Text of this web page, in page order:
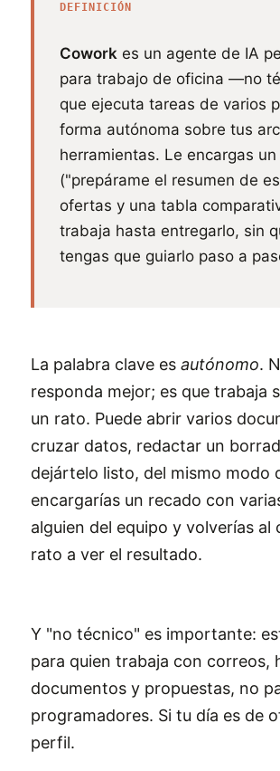
DEFINICIÓN
Cowork es un agente de IA
para trabajo de oficina —no
que ejecuta tareas de varios
forma autónoma sobre tus
herramientas. Le encargas
("prepárame el resumen de
ofertas y una tabla
trabaja hasta entregarlo, sin
tengas que guiarlo paso a
La palabra clave es autónomo.
responda mejor; es que trabaja
un rato. Puede abrir varios
cruzar datos, redactar un
dejártelo listo, del mismo modo
encargarías un recado con
alguien del equipo y volverías al
rato a ver el resultado.
Y "no técnico" es importante:
para quien trabaja con correos,
documentos y propuestas, no
programadores. Si tu día es de
perfil.